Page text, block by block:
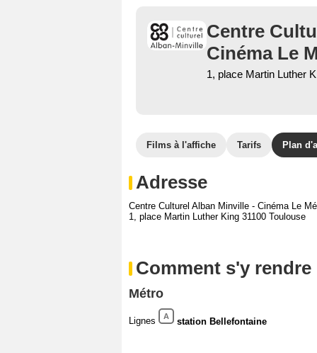
Centre
Cinéma Le
1, place Martin Luther
Films à l'affiche Tarifs Plan
Adresse
Centre Culturel Alban Minville - Cinéma Le
1, place Martin Luther King 31100 Toulouse
Comment s'y rendre
Métro
Lignes A
station Bellefontaine